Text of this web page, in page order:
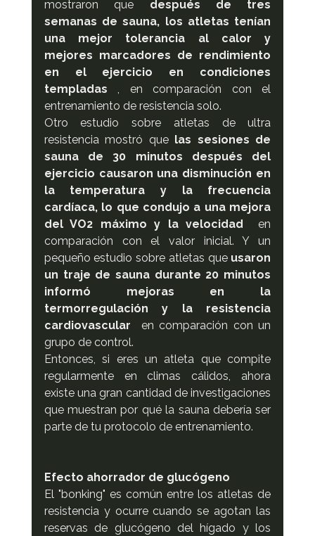
mostraron que después de tres
semanas de sauna, los atletas tenían
una mejor tolerancia al calor y
mejores marcadores de rendimiento
en el ejercicio en condiciones
templadas , en comparación con el
entrenamiento de resistencia solo.
Otro estudio sobre atletas de ultra
resistencia mostró que las sesiones de
sauna de 30 minutos después del
ejercicio causaron una disminución en
la temperatura y la frecuencia
cardíaca, lo que condujo a una mejora
del VO2 máximo y la velocidad
en
comparación con el valor inicial. Y un
pequeño estudio sobre atletas que usaron
un traje de sauna durante 20 minutos
informó mejoras en la
termorregulación y la resistencia
cardiovascular en comparación con un
grupo de control.
Entonces, si eres un atleta que compite
regularmente en climas cálidos, ahora
existe una gran cantidad de investigaciones
que muestran por qué la sauna debería ser
parte de tu protocolo de entrenamiento.
Efecto ahorrador de glucógeno
El "bonking" es común entre los atletas de
resistencia y ocurre cuando se agotan las
reservas de glucógeno del hígado y los